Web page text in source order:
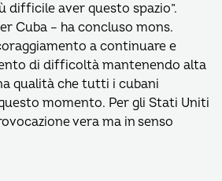
difficile aver questo spazio”.
Cuba – ha concluso mons.
a continuare e
di difficoltà mantenendo alta
qualità che tutti i cubani
momento. Per gli Stati Uniti
vera ma in senso